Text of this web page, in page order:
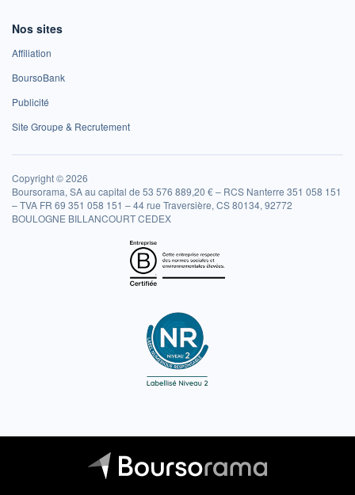
Nos sites
Affiliation
BoursoBank
Publicité
Site Groupe & Recrutement
Copyright © 2026
Boursorama, SA au capital de 53 576 889,20 € – RCS Nanterre 351 058 151
– TVA FR 69 351 058 151 – 44 rue Traversière, CS 80134, 92772
BOULOGNE BILLANCOURT CEDEX